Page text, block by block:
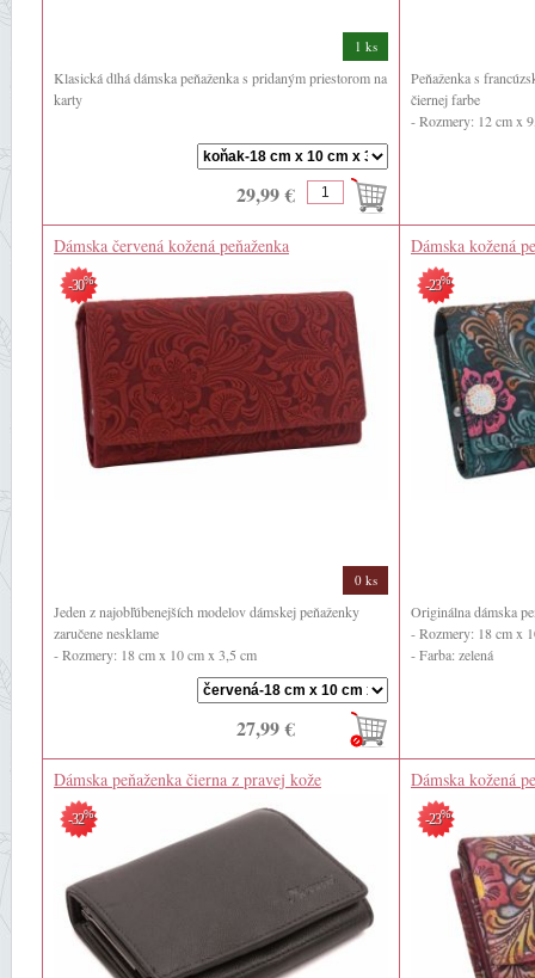
1 ks
Klasická dlhá dámska peňaženka s pridaným priestorom na
karty
- 12 priehradiek na karty a ...
29,99 €
Peňaženka s
čiernej farbe
- Rozmery: 12 cm x
Dámska červená kožená peňaženka
-30%
0 ks
Jeden z najobľúbenejších modelov dámskej peňaženky
zaručene nesklame
- Rozmery: 18 cm x 10 cm x 3,5 cm
27,99 €
Dámska kožená
-23%
Originálna dámska
- Rozmery: 18 cm x
- Farba: zelená
Dámska peňaženka čierna z pravej kože
-32%
Dámska kožená
-23%